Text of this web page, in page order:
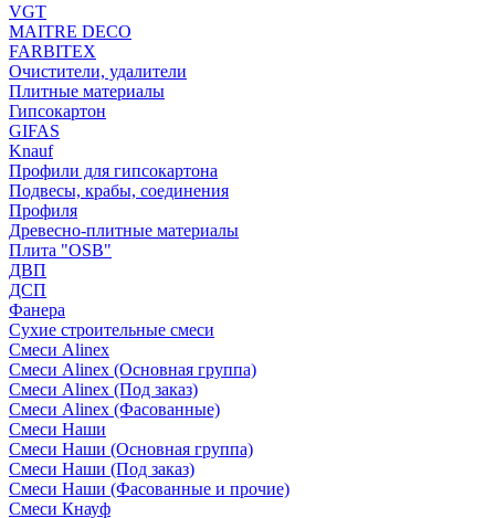
VGT
MAITRE DECO
FARBITEX
Очистители, удалители
Плитные материалы
Гипсокартон
GIFAS
Knauf
Профили для гипсокартона
Подвесы, крабы, соединения
Профиля
Древесно-плитные материалы
Плита "OSB"
ДВП
ДСП
Фанера
Сухие строительные смеси
Смеси Alinex
Смеси Alinex (Основная группа)
Смеси Alinex (Под заказ)
Смеси Alinex (Фасованные)
Смеси Наши
Смеси Наши (Основная группа)
Смеси Наши (Под заказ)
Смеси Наши (Фасованные и прочие)
Смеси Кнауф